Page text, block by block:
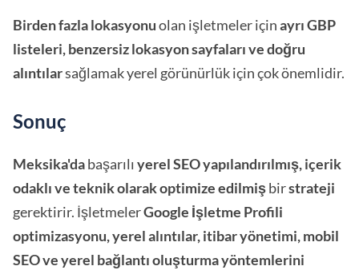
Birden fazla lokasyonuolan işletmeler içinayrı GBP
listeleri, benzersiz lokasyon sayfaları ve doğru
alıntılarsağlamak yerel görünürlük için çok önemlidir.
Sonuç
Meksika'dabaşarılı yerel SEOyapılandırılmış, içerik
odaklı ve teknik olarak optimize edilmişbirstrateji
gerektirir. İşletmelerGoogle İşletme Profili
optimizasyonu, yerel alıntılar, itibar yönetimi, mobil
SEO ve yerel bağlantı oluşturma yöntemlerini